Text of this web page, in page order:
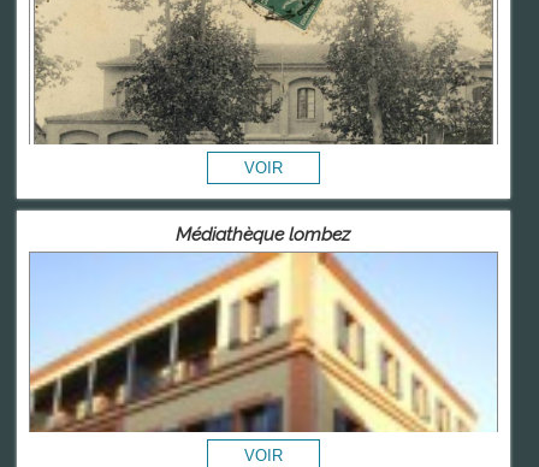
Médiathèque lombez